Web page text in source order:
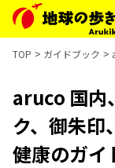
TOP ガイドブック
aruco 国内
ク、御朱印
健康のガイ